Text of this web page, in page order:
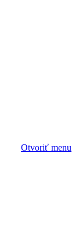
Otvoriť menu